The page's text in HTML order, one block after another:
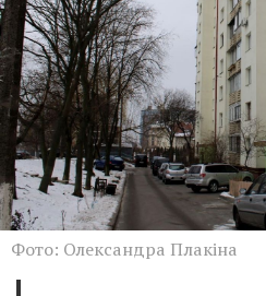
Фото: Олександра Плакіна